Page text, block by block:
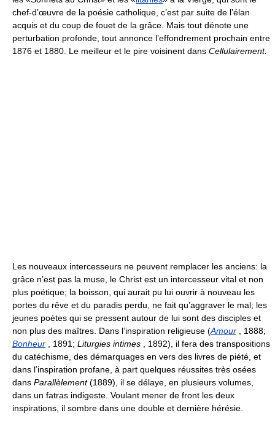
chef-d’œuvre de la poésie catholique, c’est par suite de l’élan
acquis et du coup de fouet de la grâce. Mais tout dénote une
perturbation profonde, tout annonce l’effondrement prochain entre
1876 et 1880. Le meilleur et le pire voisinent dans Cellulairement.
Les nouveaux intercesseurs ne peuvent remplacer les anciens: la
grâce n’est pas la muse, le Christ est un intercesseur vital et non
plus poétique; la boisson, qui aurait pu lui ouvrir à nouveau les
portes du rêve et du paradis perdu, ne fait qu’aggraver le mal; les
jeunes poètes qui se pressent autour de lui sont des disciples et
non plus des maîtres. Dans l’inspiration religieuse (Amour , 1888;
Bonheur , 1891; Liturgies intimes , 1892), il fera des transpositions
du catéchisme, des démarquages en vers des livres de piété, et
dans l’inspiration profane, à part quelques réussites très osées
dans Parallèlement(1889), il se délaye, en plusieurs volumes,
dans un fatras indigeste. Voulant mener de front les deux
inspirations, il sombre dans une double et dernière hérésie.